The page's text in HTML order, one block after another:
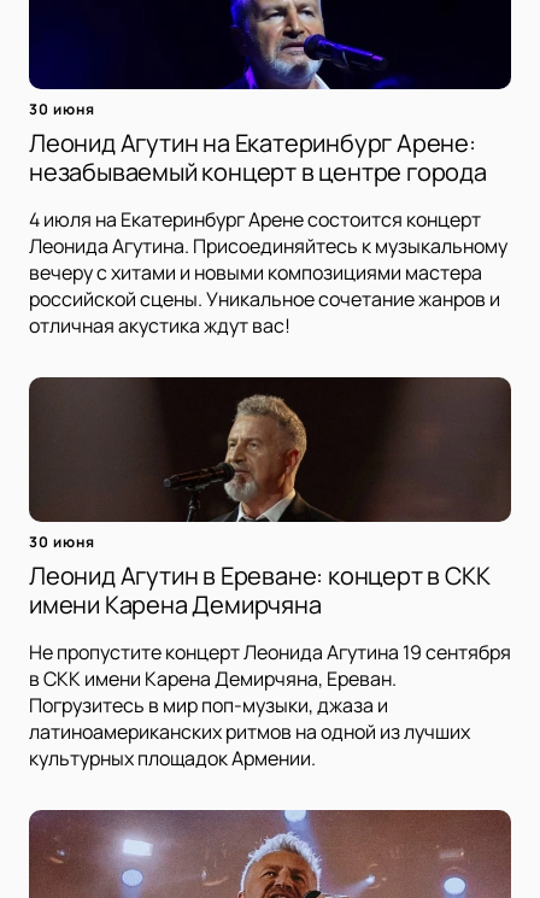
30 июня
Леонид Агутин на Екатеринбург Арене:
незабываемый концерт в центре города
4 июля на Екатеринбург Арене состоится концерт
Леонида Агутина. Присоединяйтесь к музыкальному
вечеру с хитами и новыми композициями мастера
российской сцены. Уникальное сочетание жанров и
отличная акустика ждут вас!
30 июня
Леонид Агутин в Ереване: концерт в СКК
имени Карена Демирчяна
Не пропустите концерт Леонида Агутина 19 сентября
в СКК имени Карена Демирчяна, Ереван.
Погрузитесь в мир поп-музыки, джаза и
латиноамериканских ритмов на одной из лучших
культурных площадок Армении.